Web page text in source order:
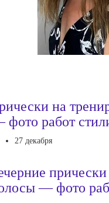
на
работ
27 декабря
— фото